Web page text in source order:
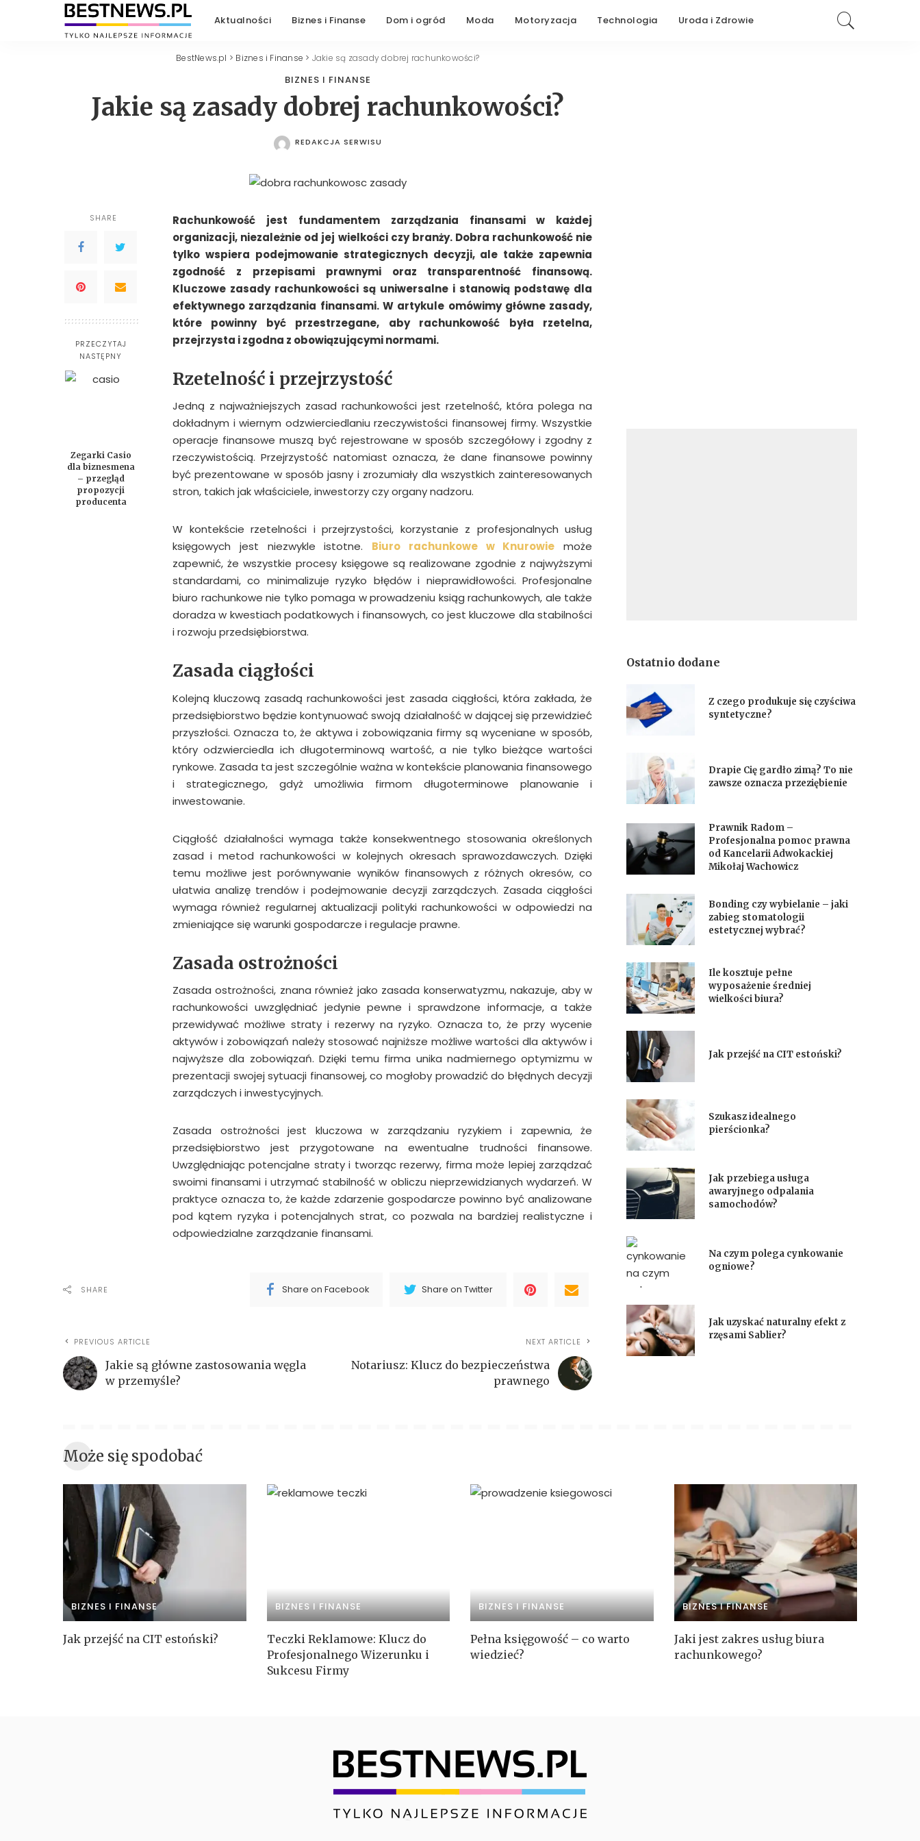
Aktualności Biznes i Finanse Dom i ogród Moda Motoryzacja Technologia Uroda i Zdrowie
BestNews.pl > Biznes i Finanse > Jakie są zasady dobrej rachunkowości?
BIZNES I FINANSE
Jakie są zasady dobrej rachunkowości?
POSTED
REDAKCJA SERWISU
SHARE
PRZECZYTAJ
NASTĘPNY
Zegarki Casio
dla biznesmena
– przegląd
propozycji
producenta
Rachunkowość jest fundamentem zarządzania finansami w każdej
organizacji, niezależnie od jej wielkości czy branży. Dobra rachunkowość nie
tylko wspiera podejmowanie strategicznych decyzji, ale także zapewnia
zgodność z przepisami prawnymi oraz transparentność finansową.
Kluczowe zasady rachunkowości są uniwersalne i stanowią podstawę dla
efektywnego zarządzania finansami. W artykule omówimy główne zasady,
które powinny być przestrzegane, aby rachunkowość była rzetelna,
przejrzysta i zgodna z obowiązującymi normami.
Rzetelność i przejrzystość
Jedną z najważniejszych zasad rachunkowości jest rzetelność, która polega na
dokładnym i wiernym odzwierciedlaniu rzeczywistości finansowej firmy. Wszystkie
operacje finansowe muszą być rejestrowane w sposób szczegółowy i zgodny z
rzeczywistością. Przejrzystość natomiast oznacza, że dane finansowe powinny
być prezentowane w sposób jasny i zrozumiały dla wszystkich zainteresowanych
stron, takich jak właściciele, inwestorzy czy organy nadzoru.
W kontekście rzetelności i przejrzystości, korzystanie z profesjonalnych usług
księgowych jest niezwykle istotne. Biuro rachunkowe w Knurowie może
zapewnić, że wszystkie procesy księgowe są realizowane zgodnie z najwyższymi
standardami, co minimalizuje ryzyko błędów i nieprawidłowości. Profesjonalne
biuro rachunkowe nie tylko pomaga w prowadzeniu ksiąg rachunkowych, ale także
doradza w kwestiach podatkowych i finansowych, co jest kluczowe dla stabilności
i rozwoju przedsiębiorstwa.
Zasada ciągłości
Kolejną kluczową zasadą rachunkowości jest zasada ciągłości, która zakłada, że
przedsiębiorstwo będzie kontynuować swoją działalność w dającej się przewidzieć
przyszłości. Oznacza to, że aktywa i zobowiązania firmy są wyceniane w sposób,
który odzwierciedla ich długoterminową wartość, a nie tylko bieżące wartości
rynkowe. Zasada ta jest szczególnie ważna w kontekście planowania finansowego
i strategicznego, gdyż umożliwia firmom długoterminowe planowanie i
inwestowanie.
Ciągłość działalności wymaga także konsekwentnego stosowania określonych
zasad i metod rachunkowości w kolejnych okresach sprawozdawczych. Dzięki
temu możliwe jest porównywanie wyników finansowych z różnych okresów, co
ułatwia analizę trendów i podejmowanie decyzji zarządczych. Zasada ciągłości
wymaga również regularnej aktualizacji polityki rachunkowości w odpowiedzi na
zmieniające się warunki gospodarcze i regulacje prawne.
Zasada ostrożności
Zasada ostrożności, znana również jako zasada konserwatyzmu, nakazuje, aby w
rachunkowości uwzględniać jedynie pewne i sprawdzone informacje, a także
przewidywać możliwe straty i rezerwy na ryzyko. Oznacza to, że przy wycenie
aktywów i zobowiązań należy stosować najniższe możliwe wartości dla aktywów i
najwyższe dla zobowiązań. Dzięki temu firma unika nadmiernego optymizmu w
prezentacji swojej sytuacji finansowej, co mogłoby prowadzić do błędnych decyzji
zarządczych i inwestycyjnych.
Zasada ostrożności jest kluczowa w zarządzaniu ryzykiem i zapewnia, że
przedsiębiorstwo jest przygotowane na ewentualne trudności finansowe.
Uwzględniając potencjalne straty i tworząc rezerwy, firma może lepiej zarządzać
swoimi finansami i utrzymać stabilność w obliczu nieprzewidzianych wydarzeń. W
praktyce oznacza to, że każde zdarzenie gospodarcze powinno być analizowane
pod kątem ryzyka i potencjalnych strat, co pozwala na bardziej realistyczne i
odpowiedzialne zarządzanie finansami.
SHARE Share on Facebook Share on Twitter
PREVIOUS ARTICLE
Jakie są główne zastosowania węgla
w przemyśle?
NEXT ARTICLE
Notariusz: Klucz do bezpieczeństwa
prawnego
Ostatnio dodane
Z czego produkuje się czyściwa
syntetyczne?
Drapie Cię gardło zimą? To nie
zawsze oznacza przeziębienie
Prawnik Radom –
Profesjonalna pomoc prawna
od Kancelarii Adwokackiej
Mikołaj Wachowicz
Bonding czy wybielanie – jaki
zabieg stomatologii
estetycznej wybrać?
Ile kosztuje pełne
wyposażenie średniej
wielkości biura?
Jak przejść na CIT estoński?
Szukasz idealnego
pierścionka?
Jak przebiega usługa
awaryjnego odpalania
samochodów?
Na czym polega cynkowanie
ogniowe?
Jak uzyskać naturalny efekt z
rzęsami Sablier?
Może się spodobać
BIZNES I FINANSE
Jak przejść na CIT estoński?
BIZNES I FINANSE
Teczki Reklamowe: Klucz do
Profesjonalnego Wizerunku i
Sukcesu Firmy
BIZNES I FINANSE
Pełna księgowość – co warto
wiedzieć?
BIZNES I FINANSE
Jaki jest zakres usług biura
rachunkowego?